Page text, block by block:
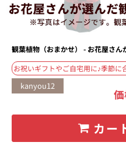
観葉植物（おまかせ） - お花屋さん
お祝いギフトやご自宅用に♪季節に
kanyou12
価
カー